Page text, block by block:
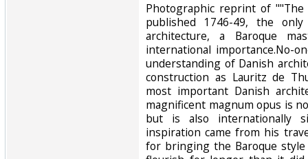
‎Photographic reprint of ""The
published 1746-49, the
architecture, a Baroque
international importance.No-
understanding of Danish
construction as Lauritz de
most important Danish
magnificent magnum opus is
but is also internationally
inspiration came from his
for bringing the Baroque